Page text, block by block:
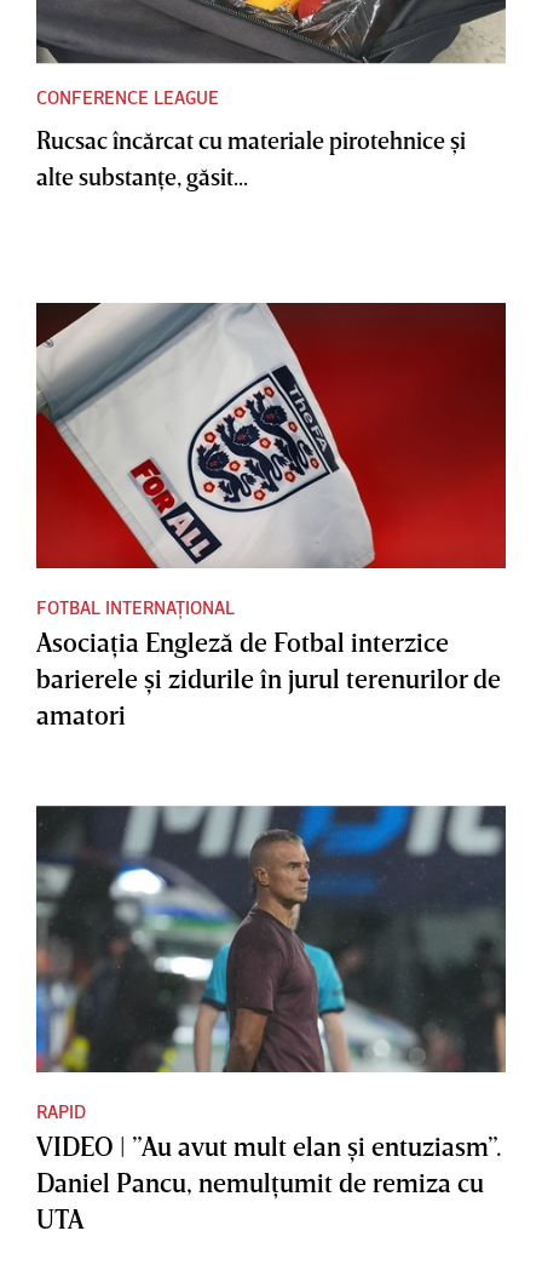
CONFERENCE LEAGUE
Rucsac încărcat cu materiale pirotehnice şi
alte substanţe, găsit...
FOTBAL INTERNAȚIONAL
Asociaţia Engleză de Fotbal interzice
barierele şi zidurile în jurul terenurilor de
amatori
RAPID
VIDEO | ”Au avut mult elan şi entuziasm”.
Daniel Pancu, nemulţumit de remiza cu
UTA